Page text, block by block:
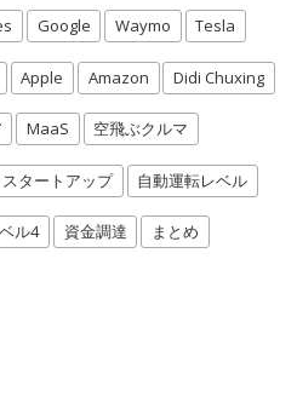
Google Waymo Tesla
Apple Amazon Didi Chuxing
MaaS 空飛ぶクルマ
スタートアップ 自動運転レベル
ル4 資金調達 まとめ